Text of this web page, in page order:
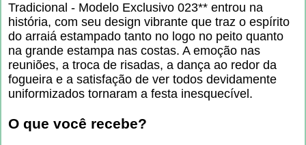
Tradicional - Modelo Exclusivo 023** entrou na
história, com seu design vibrante que traz o espírito
do arraiá estampado tanto no logo no peito quanto
na grande estampa nas costas. A emoção nas
reuniões, a troca de risadas, a dança ao redor da
fogueira e a satisfação de ver todos devidamente
uniformizados tornaram a festa inesquecível.
O que você recebe?